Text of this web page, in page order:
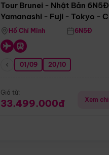
Tour Brunei - Nhật Bản 6N5Đ |
Yamanashi - Fuji - Tokyo -
- Freeday
Hồ Chí Minh 6N5Đ
01/09 20/10
Giá từ:
33.499.000đ Xem